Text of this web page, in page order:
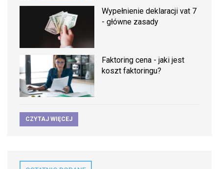
Wypełnienie deklaracji vat 7
- główne zasady
Faktoring cena - jaki jest
koszt faktoringu?
CZYTAJ WIĘCEJ